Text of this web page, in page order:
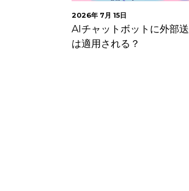
2026年 7月 10日
改正個人情報保護法が成立